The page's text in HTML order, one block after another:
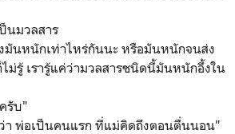
นมวลสาร
มันหนักเท่าไหร่กันนะ หรือมันหนักจนส่ง
ไม่รู้ เรารู้แค่ว่ามวลสารชนิดนี้มันหนักอึ้งใน
รับ"
า พ่อเป็นคนแรก ที่แม่คิดถึงตอนตื่นนอน"